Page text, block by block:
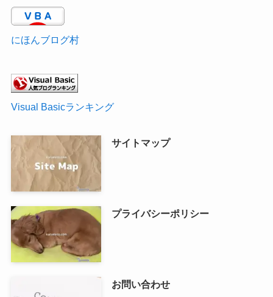
にほんブログ村
Visual Basicランキング
サイトマップ
プライバシーポリシー
お問い合わせ